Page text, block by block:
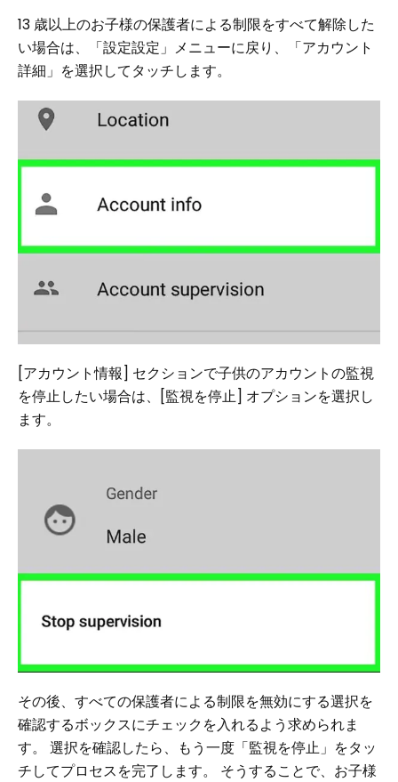
13 歳以上のお子様の保護者による制限をすべて解除した
い場合は、「設定設定」メニューに戻り、「アカウント
詳細」を選択してタッチします。
[アカウント情報] セクションで子供のアカウントの監視
を停止したい場合は、[監視を停止] オプションを選択し
ます。
その後、すべての保護者による制限を無効にする選択を
確認するボックスにチェックを入れるよう求められま
す。 選択を確認したら、もう一度「監視を停止」をタッ
チしてプロセスを完了します。 そうすることで、お子様